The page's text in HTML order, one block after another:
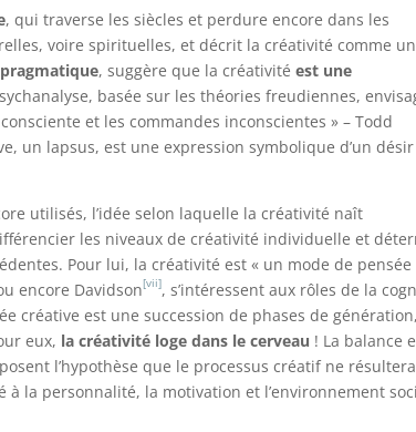
, qui traverse les siècles et perdure encore dans les
voire spirituelles, et décrit la créativité comme
, suggère que la créativitéest une
basée sur les théories freudiennes,
et les commandes inconscientes » – Todd
un lapsus, est une expression symbolique d’un
utilisés, l’idée selon laquelle la créativité naît
les niveaux de créativité individuelle et
Pour lui, la créativité est « un mode de pensée
encore Davidson[vii], s’intéressent aux rôles de la
créative est une succession de phases de
eux, la créativité loge dans le cerveau ! La balance
l’hypothèse que le processus créatif ne
à la personnalité, la motivation et l’environnement